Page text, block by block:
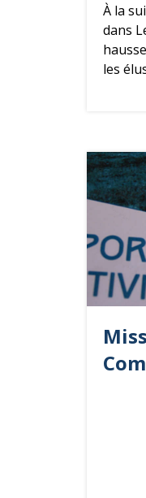
À la
dans
les